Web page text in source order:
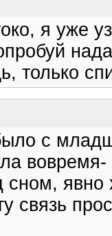
я уже
только
с
вовремя-
явно
связь